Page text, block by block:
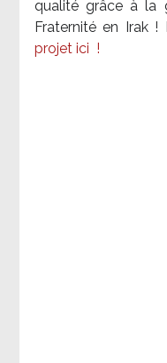
qualité grâce à la
Fraternité en Irak !
projet ici !